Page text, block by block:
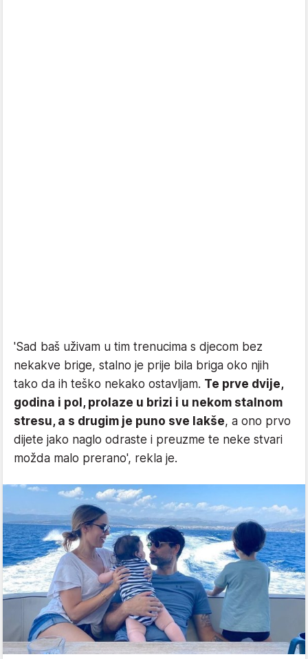
'Sad baš uživam u tim trenucima s djecom bez
nekakve brige, stalno je prije bila briga oko njih
tako da ih teško nekako ostavljam. Te prve dvije,
godina i pol, prolaze u brizi i u nekom stalnom
stresu, a s drugim je puno sve lakše, a ono prvo
dijete jako naglo odraste i preuzme te neke stvari
možda malo prerano', rekla je.